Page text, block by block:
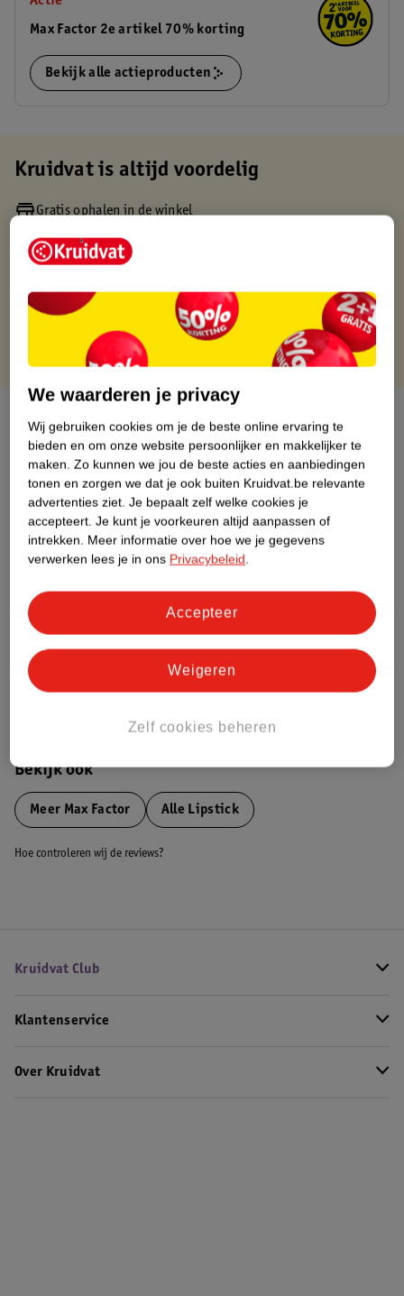
Max Factor 2e artikel 70% korting
Bekijk alle actieproducten
Kruidvat is altijd voordelig
Gratis ophalen in de winkel
Gratis thuisbezorgd vanaf 50.00
Gratis punten met je Kruidvat kaart
Over dit product
Productinformatie
Etiketinformatie
Nature Impact Score
Dit product heeft (nog) geen Nature
Impact Score.
Bekijk ook
Meer Max Factor Alle Lipstick
Hoe controleren wij de reviews?
Kruidvat Club
Klantenservice
Over Kruidvat
We waarderen je privacy
Wij gebruiken cookies om je de beste online ervaring te
bieden en om onze website persoonlijker en makkelijker te
maken. Zo kunnen we jou de beste acties en aanbiedingen
tonen en zorgen we dat je ook buiten Kruidvat.be relevante
advertenties ziet. Je bepaalt zelf welke cookies je
accepteert. Je kunt je voorkeuren altijd aanpassen of
intrekken. Meer informatie over hoe we je gegevens
verwerken lees je in ons Privacybeleid.
Zelf cookies beheren
Weigeren
Accepteer